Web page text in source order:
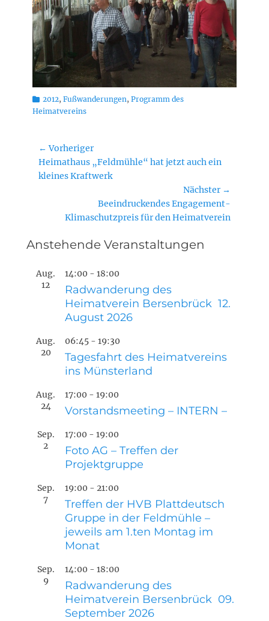
Kategorien
2012, Fußwanderungen, Programm des
Heimatvereins
Beitragsnavigation
← Vorheriger
Vorheriger
Beitrag:
Heimathaus „Feldmühle“ hat jetzt auch ein
kleines Kraftwerk
Nächster →
Beitrag:
Beeindruckendes Engagement-
Klimaschutzpreis für den Heimatverein
Anstehende Veranstaltungen
Aug.
12
14:00 - 18:00
Radwanderung des
Heimatverein Bersenbrück 12.
August 2026
Aug.
20
06:45 - 19:30
Tagesfahrt des Heimatvereins
ins Münsterland
Aug.
24
17:00 - 19:00
Vorstandsmeeting – INTERN –
Sep.
2
17:00 - 19:00
Foto AG – Treffen der
Projektgruppe
Sep.
7
19:00 - 21:00
Treffen der HVB Plattdeutsch
Gruppe in der Feldmühle –
jeweils am 1.ten Montag im
Monat
Sep.
9
14:00 - 18:00
Radwanderung des
Heimatverein Bersenbrück 09.
September 2026